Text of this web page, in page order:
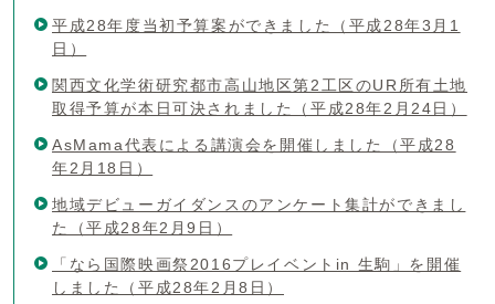
平成28年度当初予算案ができました（平成28年3月1
日）
関西文化学術研究都市高山地区第2工区のUR所有土地
取得予算が本日可決されました（平成28年2月24日）
AsMama代表による講演会を開催しました（平成28
年2月18日）
地域デビューガイダンスのアンケート集計ができまし
た（平成28年2月9日）
「なら国際映画祭2016プレイベントin 生駒」を開催
しました（平成28年2月8日）